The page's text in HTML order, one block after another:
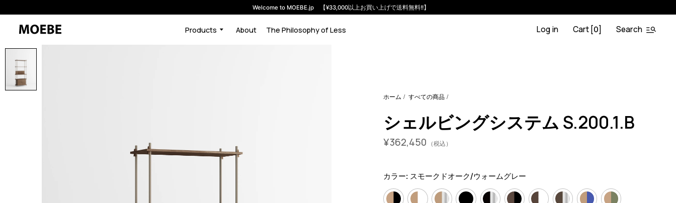
Welcome to MOEBE.jp 【¥33,000以上お買い上げで送料無料!!】
Products About The Philosophy of Less Log in Cart [0] Search
46591341756648
ホーム すべての商品
シェルビングシステム S.200.1.B
¥362,450 （税込）
カラー: スモークドオーク/ウォームグレー